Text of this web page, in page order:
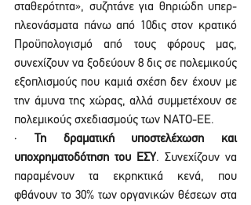
σταθερότητα», συζητάνε για θηριώδη υπερ-
πλεονάσματα πάνω από 10δις στον κρατικό
Προϋπολογισμό από τους φόρους μας,
συνεχίζουν να ξοδεύουν 8 δις σε πολεμικούς
εξοπλισμούς που καμιά σχέση δεν έχουν με
την άμυνα της χώρας, αλλά συμμετέχουν σε
πολεμικούς σχεδιασμούς των ΝΑΤΟ-ΕΕ.
·
Τη δραματική υποστελέχωση και
υποχρηματοδότηση του ΕΣΥ. Συνεχίζουν να
παραμένουν τα εκρηκτικά κενά, που
φθάνουν το 30% των οργανικών θέσεων στα